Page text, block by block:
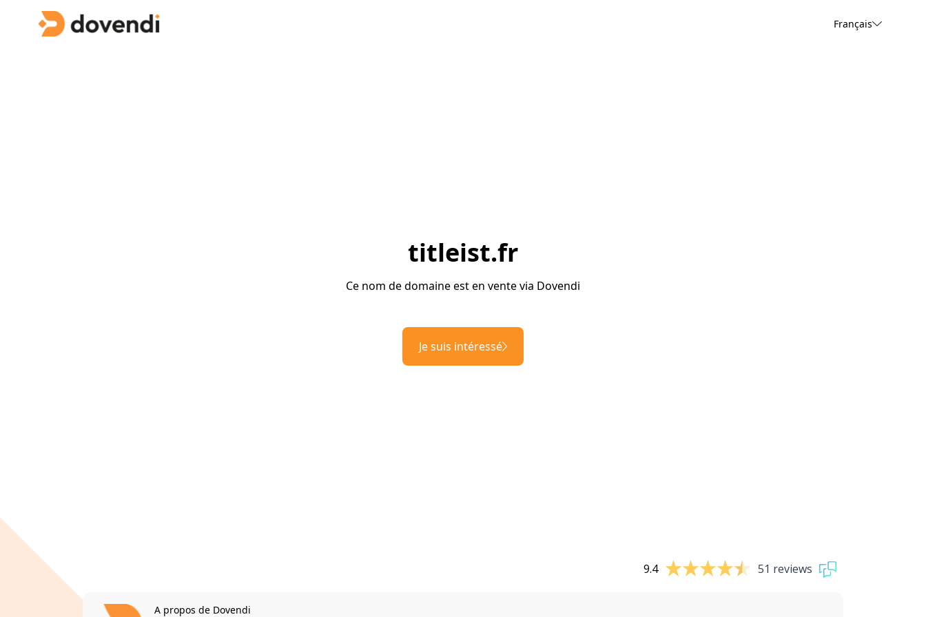
Français
titleist.fr
Ce nom de domaine est en vente via Dovendi
Je suis intéressé
9.4 51 reviews
A propos de Dovendi